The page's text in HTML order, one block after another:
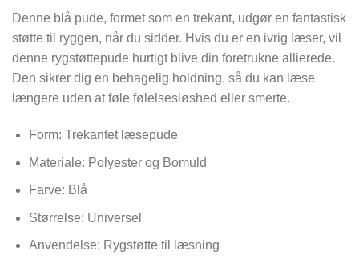
Denne blå pude, formet som en trekant, udgør en fantastisk
støtte til ryggen, når du sidder. Hvis du er en ivrig læser, vil
denne rygstøttepude hurtigt blive din foretrukne allierede.
Den sikrer dig en behagelig holdning, så du kan læse
længere uden at føle følelsesløshed eller smerte.
Form: Trekantet læsepude
Materiale: Polyester og Bomuld
Farve: Blå
Størrelse: Universel
Anvendelse: Rygstøtte til læsning